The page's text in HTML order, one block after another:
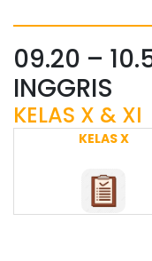
09.20 –
INGGRIS
KELAS X & XI
KELAS X